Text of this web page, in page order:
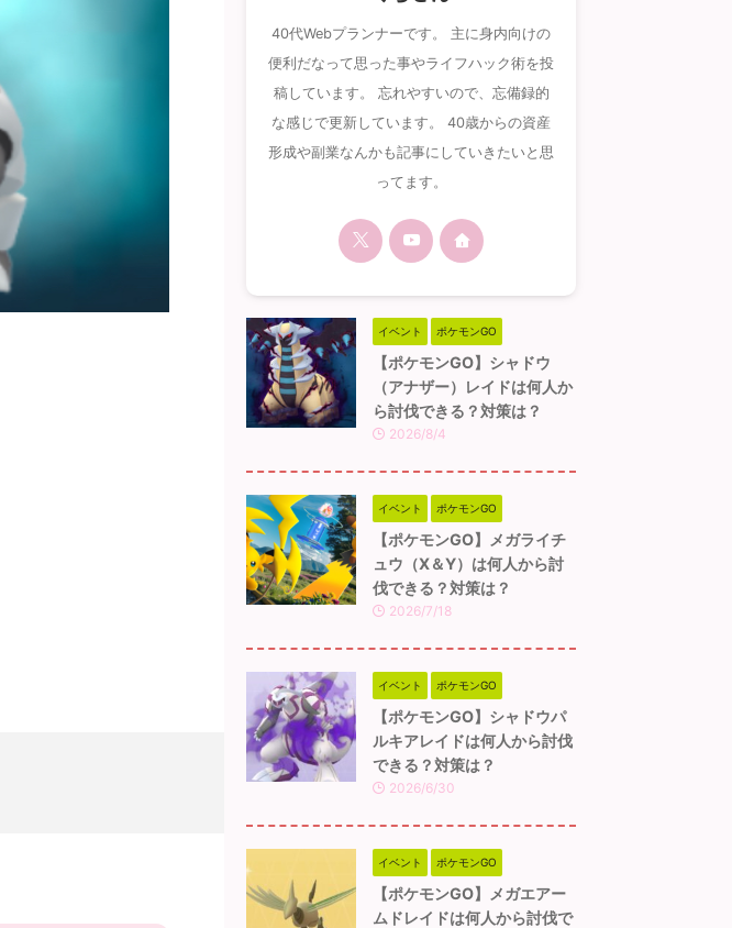
40代Webプランナーです。 主に身内向けの
便利だなって思った事やライフハック術を投
稿しています。 忘れやすいので、忘備録的
な感じで更新しています。 40歳からの資産
形成や副業なんかも記事にしていきたいと思
ってます。
イベント ポケモンGO
【ポケモンGO】シャドウ
（アナザー）レイドは何人か
ら討伐できる？対策は？
2026/8/4
イベント ポケモンGO
【ポケモンGO】メガライチ
ュウ（X＆Y）は何人から討
伐できる？対策は？
2026/7/18
イベント ポケモンGO
【ポケモンGO】シャドウパ
ルキアレイドは何人から討伐
できる？対策は？
2026/6/30
イベント ポケモンGO
【ポケモンGO】メガエアー
ムドレイドは何人から討伐で